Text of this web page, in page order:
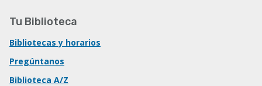
Tu Biblioteca
Bibliotecas y horarios
Pregúntanos
Biblioteca A/Z